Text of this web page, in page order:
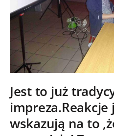
Jest to już
wskazują na to